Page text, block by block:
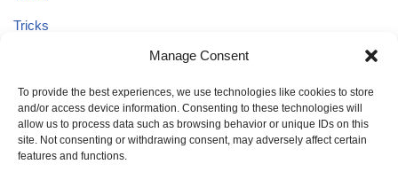
Manage Consent
To provide the best experiences, we use technologies like cookies to store
and/or access device information. Consenting to these technologies will
allow us to process data such as browsing behavior or unique IDs on this
site. Not consenting or withdrawing consent, may adversely affect certain
features and functions.
Tricks
Uncategorized
Vegane Kuchen